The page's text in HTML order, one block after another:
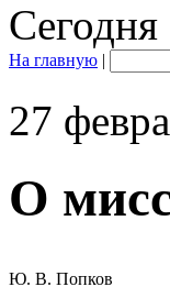
Сегодня
На главную |
27
О
Ю. В. Попков